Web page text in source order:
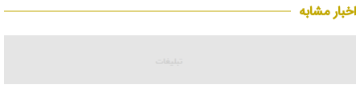
اخبار مشابه